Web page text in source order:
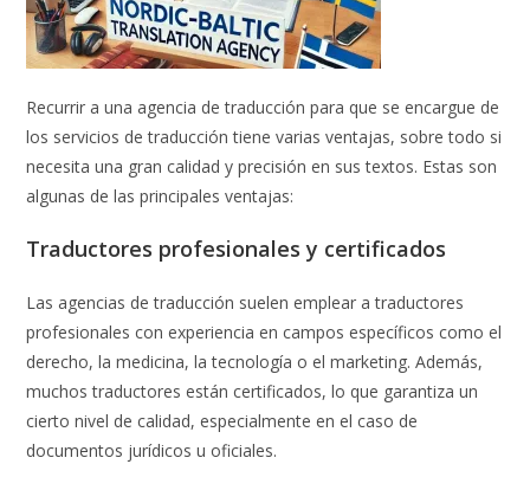
Recurrir a una agencia de traducción para que se encargue de
los servicios de traducción tiene varias ventajas, sobre todo si
necesita una gran calidad y precisión en sus textos. Estas son
algunas de las principales ventajas:
Traductores profesionales y certificados
Las agencias de traducción suelen emplear a traductores
profesionales con experiencia en campos específicos como el
derecho, la medicina, la tecnología o el marketing. Además,
muchos traductores están certificados, lo que garantiza un
cierto nivel de calidad, especialmente en el caso de
documentos jurídicos u oficiales.